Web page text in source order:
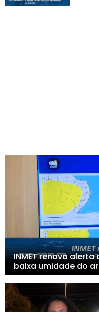
INMET renova
baixa umidade do ar